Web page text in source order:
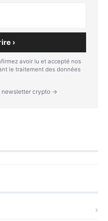
›
avoir lu et accepté nos
le traitement des données
newsletter crypto →